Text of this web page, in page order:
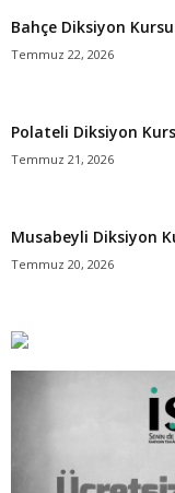
Bahçe Diksiyon
Temmuz 22, 2026
Polateli Diksiyon
Temmuz 21, 2026
Musabeyli Diksiyon
Temmuz 20, 2026